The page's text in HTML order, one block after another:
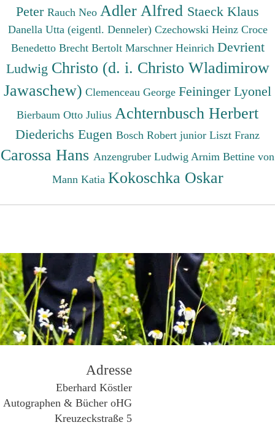
Peter Rauch Neo Adler Alfred Staeck Klaus
Danella Utta (eigentl. Denneler) Czechowski Heinz Croce
Benedetto Brecht Bertolt Marschner Heinrich Devrient
Ludwig Christo (d. i. Christo Wladimirow
Jawaschew) Clemenceau George Feininger Lyonel
Bierbaum Otto Julius Achternbusch Herbert
Diederichs Eugen Bosch Robert junior Liszt Franz
Carossa Hans Anzengruber Ludwig Arnim Bettine von
Mann Katia Kokoschka Oskar
Adresse
Eberhard Köstler
Autographen & Bücher oHG
Kreuzeckstraße 5